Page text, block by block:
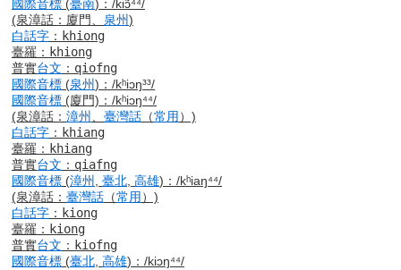
國際音標 (臺南) ： /kiɔ̃⁴⁴/
(泉漳話：廈門、 泉州)
白話字 ： khiong
臺羅 ： khiong
普實台文 ： qiofng
國際音標 (泉州) ： /kʰiɔŋ³³/
國際音標 (廈門) ： /kʰiɔŋ⁴⁴/
(泉漳話： 漳州 、 臺灣話 （常用 ）)
白話字 ： khiang
臺羅 ： khiang
普實台文 ： qiafng
國際音標 (漳州 , 臺北, 高雄) ： /kʰiaŋ⁴⁴/
(泉漳話： 臺灣話 （常用 ）)
白話字 ： kiong
臺羅 ： kiong
普實台文 ： kiofng
國際音標 (臺北, 高雄) ： /kiɔŋ⁴⁴/